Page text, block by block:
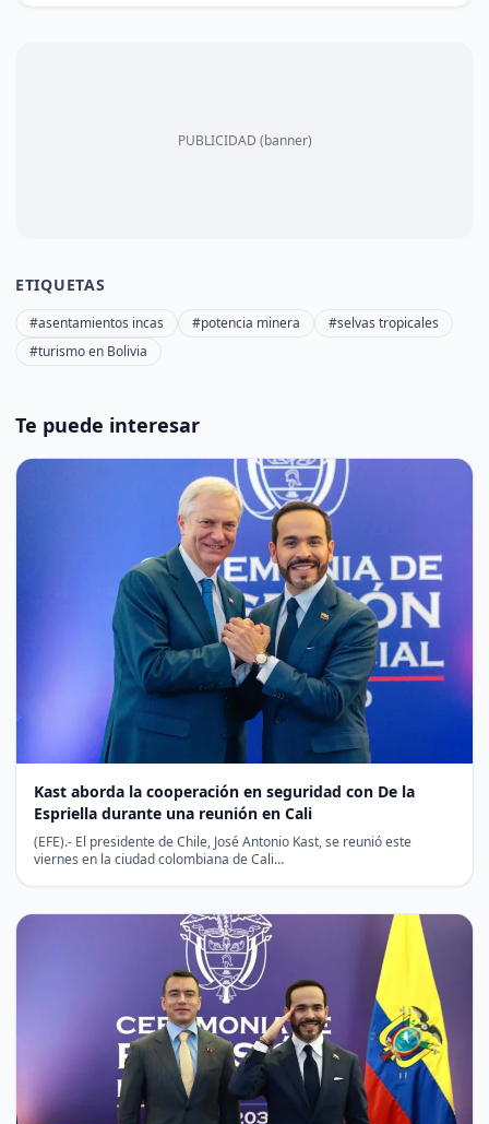
PUBLICIDAD (banner)
ETIQUETAS
#asentamientos incas #potencia minera
#selvas tropicales
#turismo en Bolivia
Te puede interesar
Kast aborda la cooperación en seguridad con De la
Espriella durante una reunión en Cali
(EFE).- El presidente de Chile, José Antonio Kast, se reunió este
viernes en la ciudad colombiana de Cali…